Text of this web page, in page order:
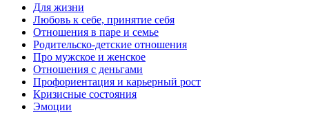
Для жизни
Любовь к себе, принятие себя
Отношения в паре и семье
Родительско-детские отношения
Про мужское и женское
Отношения с деньгами
Профориентация и карьерный рост
Кризисные состояния
Эмоции